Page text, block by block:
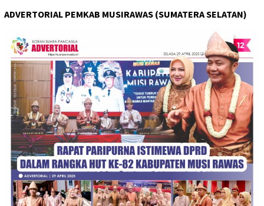
ADVERTORIAL PEMKAB MUSIRAWAS (SUMATERA SELATAN)